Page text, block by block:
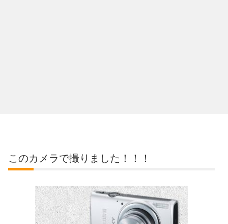
このカメラで撮りました！！！